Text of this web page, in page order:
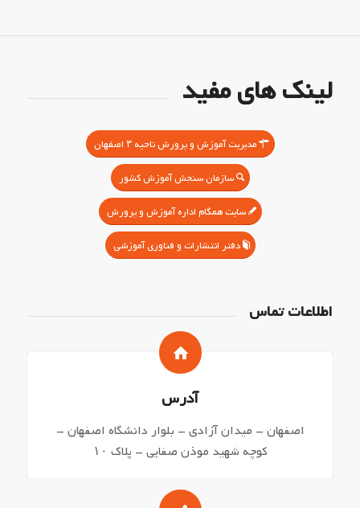
لینک های مفید
مدیریت آموزش و پرورش ناحیه ۳ اصفهان
سازمان سنجش آموزش کشور
سایت همگام اداره آموزش و پرورش
دفتر انتشارات و فناوری آموزشی
اطلاعات تماس
آدرس
اصفهان – میدان آزادی – بلوار دانشگاه اصفهان –
کوچه شهید موذن صفایی – پلاک ۱۰